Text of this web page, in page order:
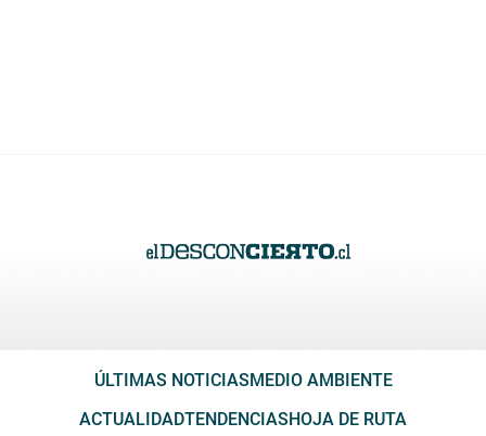
ÚLTIMAS NOTICIASMEDIO AMBIENTE
ACTUALIDADTENDENCIASHOJA DE RUTA